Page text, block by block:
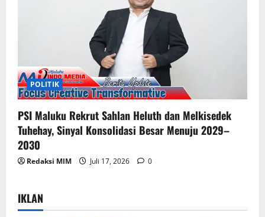
POLITIK
PSI Maluku Rekrut Sahlan Heluth dan Melkisedek
Tuhehay, Sinyal Konsolidasi Besar Menuju 2029–
2030
Redaksi MIM Juli 17, 2026 0
IKLAN